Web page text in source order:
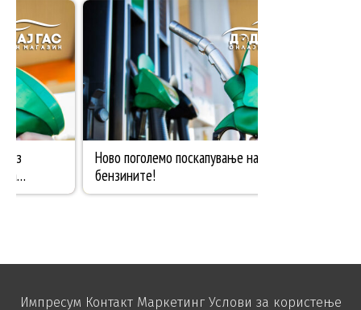
Импресум Контакт Маркетинг Услови за користење